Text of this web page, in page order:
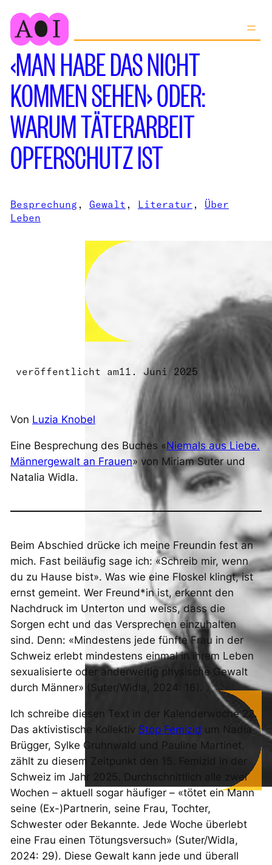
Zum
Inhalt
springen
‹MAN HABE DAS NICHT
KOMMEN SEHEN› ODER:
WARUM TÄTERARBEIT
OPFERSCHUTZ IST
Besprechung , Gewalt , Literatur , Über
Leben
veröffentlicht am11. Juni 2025
Von Luzia Knobel
Eine Besprechung des Buches «Niemals aus Liebe.
Männergewalt an Frauen» von Miriam Suter und
Natalia Widla.
Beim Abschied drücke ich meine Freundin fest an
mich. Fast beiläufig sage ich: «Schreib mir, wenn
du zu Hause bist». Was wie eine Floskel klingt, ist
ernst gemeint. Wer Freund*in ist, erkennt den
Nachdruck im Unterton und weiss, dass die
Sorgen echt und das Versprechen einzuhalten
sind. Denn: «Mindestens jede fünfte Frau in der
Schweiz erlebt mindestens einmal in ihrem Leben
sexualisierte oder anderweitig physische Gewalt
durch Männer» (Suter/Widla, 2024: 16).
Ich schreibe diesen Text in der Kalenderwoche 22.
Das aktivistische Kollektiv Stop Femizid um Nadia
Brügger, Sylke Gruhnwald und Pauline Martinet,
zählt zu diesem Zeitpunkt den 15. Femizid in der
Schweiz im Jahr 2025. Durchschnittlich alle zwei
Wochen – aktuell sogar häufiger – «tötet ein Mann
seine (Ex-)Partnerin, seine Frau, Tochter,
Schwester oder Bekannte. Jede Woche überlebt
eine Frau einen Tötungsversuch» (Suter/Widla,
2024: 29). Diese Gewalt kann jede und überall